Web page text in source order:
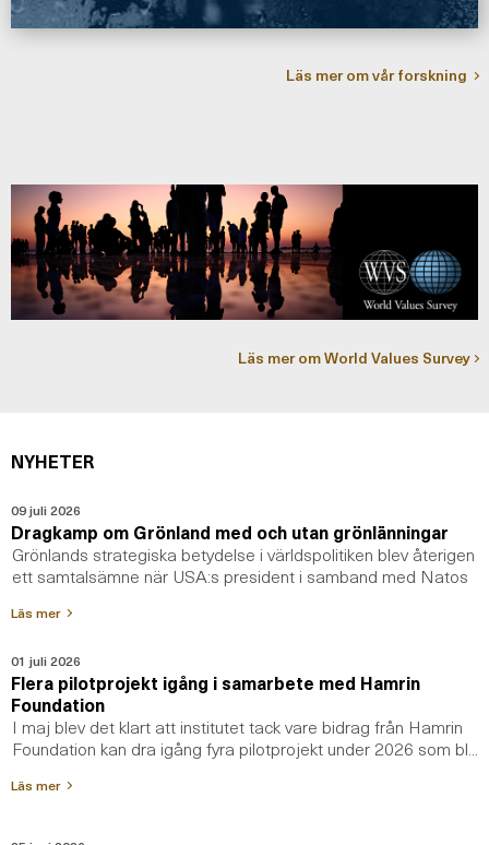
Läs mer om vår forskning
Läs mer om World Values Survey
NYHETER
09 juli 2026
Dragkamp om Grönland med och utan grönlänningar
Grönlands strategiska betydelse i världspolitiken blev återigen
ett samtalsämne när USA:s president i samband med Natos
Läs mer
01 juli 2026
Flera pilotprojekt igång i samarbete med Hamrin
Foundation
I maj blev det klart att institutet tack vare bidrag från Hamrin
Foundation kan dra igång fyra pilotprojekt under 2026 som bl...
Läs mer